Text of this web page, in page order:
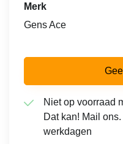
Merk
Gens Ace
Niet op voorraad
Dat kan! Mail
werkdagen